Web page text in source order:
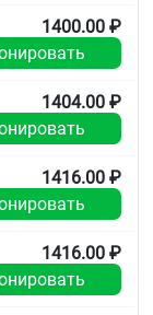
характера,
отёк.
тошнота,
1400.00 ₽
1404.00 ₽
1416.00 ₽
1416.00 ₽